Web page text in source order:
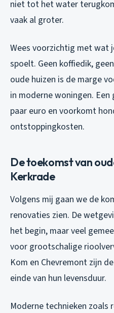
niet tot het water
vaak al groter.
Wees voorzichtig met wat
spoelt. Geen koffiedik,
oude huizen is de marge
in moderne woningen.
paar euro en voorkomt
ontstoppingkosten.
De toekomst van
Kerkrade
Volgens mij gaan we de
renovaties zien. De
het begin, maar veel
voor grootschalige
Kom en Chevremont zijn
einde van hun levensduur.
Moderne technieken zoals